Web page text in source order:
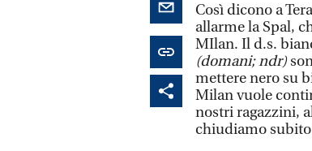
Così dicono a
allarme la Spal,
MIlan. Il d.s.
(domani; ndr)
mettere nero su
Milan vuole
nostri ragazzini,
chiudiamo